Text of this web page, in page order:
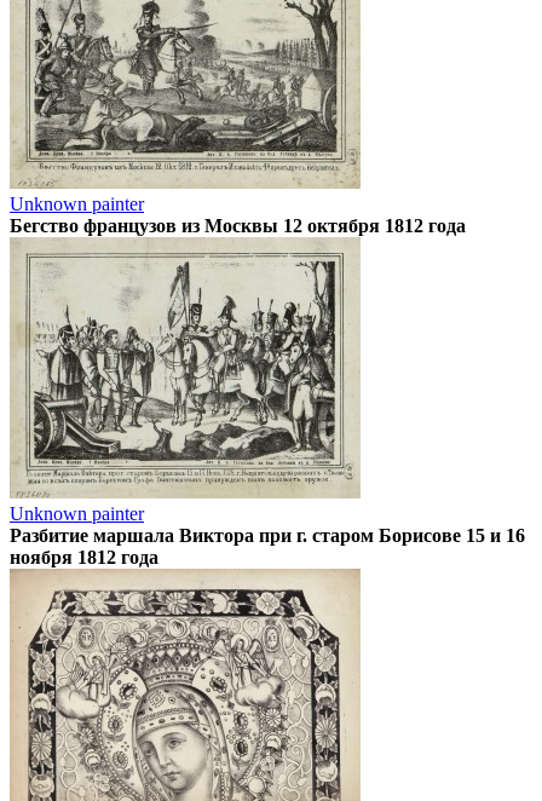
Unknown painter
Бегство французов из Москвы 12 октября 1812 года
Unknown painter
Разбитие маршала Виктора при г. старом Борисове 15 и 16
ноября 1812 года